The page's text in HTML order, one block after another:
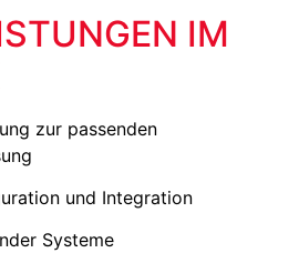
IM
zur passenden
und Integration
Systeme